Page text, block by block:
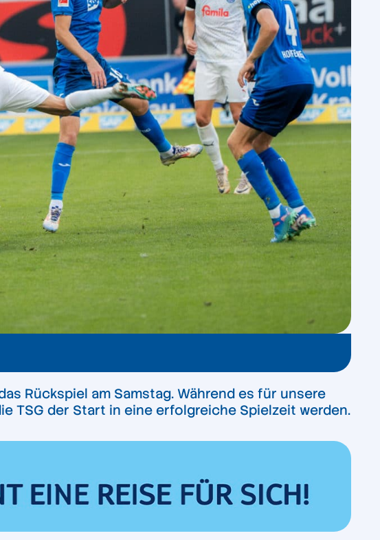
Rückspiel am Samstag. Während es für unsere
TSG der Start in eine erfolgreiche Spielzeit werden.